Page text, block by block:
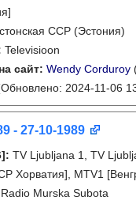
ССР (Эстония)
Televisioon
сайт: Wendy Corduroy
2024-11-06
- 27-10-1989
: TV Ljubljana 1, TV
Хорватия], MTV1
Murska Subota